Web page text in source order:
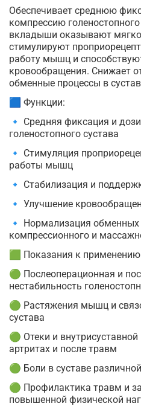
Обеспечивает среднюю
компрессию
вкладыши оказывают
стимулируют
работу мышц и
кровообращения. Снижает
обменные процессы в
🟦 Функции:
🔹 Средняя фиксация и
голеностопного сустава
🔹 Стимуляция
работы мышц
🔹 Стабилизация и
🔹 Улучшение
🔹 Нормализация обменных
компрессионного и
🟩 Показания к
🟢 Послеоперационная и
нестабильность
🟢 Растяжения мышц и
сустава
🟢 Отеки и
артритах и после травм
🟢 Боли в суставе
🟢 Профилактика травм и
повышенной физической